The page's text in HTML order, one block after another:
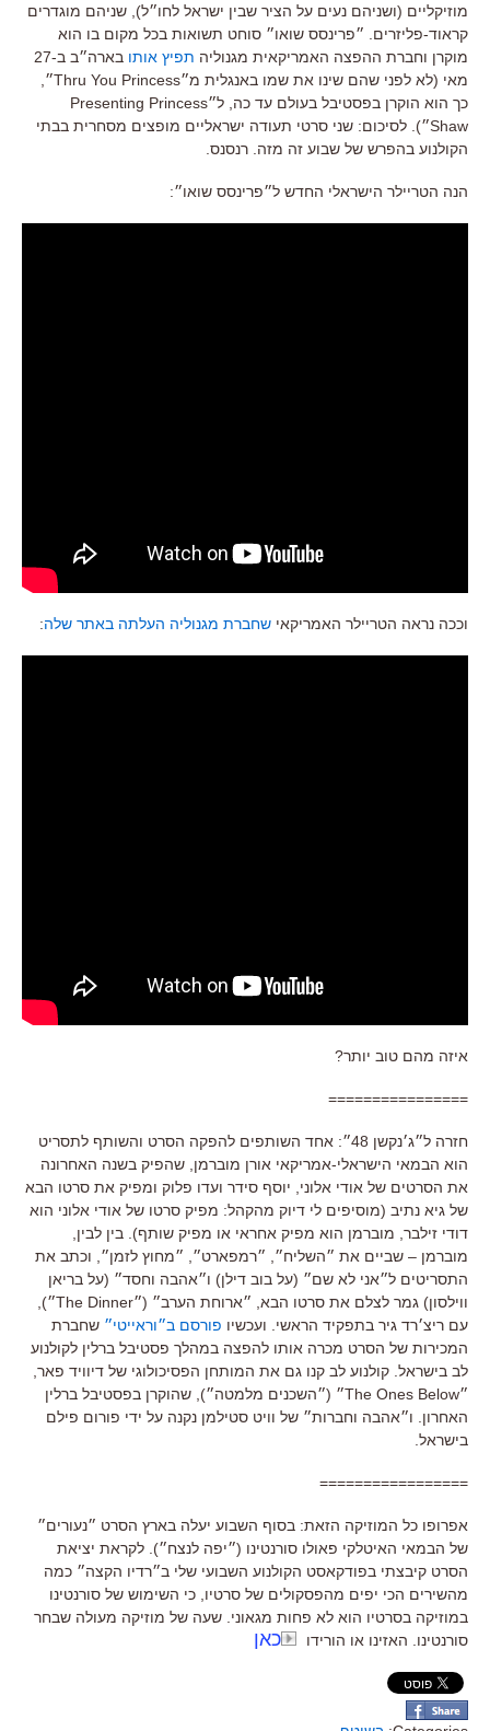
מוזיקליים (ושניהם נעים על הציר שבין ישראל לחו״ל), שניהם מוגדרים
קראוד-פליזרים. ״פרינסס שואו״ סוחט תשואות בכל מקום בו הוא
מוקרן וחברת ההפצה האמריקאית מגנוליה תפיץ אותו
בארה״ב ב-27
מאי (לא לפני שהם שינו את שמו באנגלית מ״Thru You Princess״,
כך הוא הוקרן בפסטיבל בעולם עד כה, ל״Presenting Princess
Shaw״). לסיכום: שני סרטי תעודה ישראליים מופצים מסחרית בבתי
הקולנוע בהפרש של שבוע זה מזה. רנסנס.
הנה הטריילר הישראלי החדש ל״פרינסס שואו״:
וככה נראה הטריילר האמריקאי שחברת מגנוליה העלתה באתר שלה:
איזה מהם טוב יותר?
================
חזרה ל״ג׳נקשן 48״: אחד השותפים להפקה הסרט והשותף לתסריט
הוא הבמאי הישראלי-אמריקאי אורן מוברמן, שהפיק בשנה האחרונה
את הסרטים של אודי אלוני, יוסף סידר ועדו פלוק ומפיק את סרטו הבא
של גיא נתיב (מוסיפים לי דיוק מהקהל: מפיק סרטו של אודי אלוני הוא
דודי זילבר, מוברמן הוא מפיק אחראי או מפיק שותף). בין לבין,
מוברמן – שביים את ״השליח״, ״רמפארט״, ״מחוץ לזמן״, וכתב את
התסריטים ל״אני לא שם״ (על בוב דילן) ו״אהבה וחסד״ (על בריאן
ווילסון) גמר לצלם את סרטו הבא, ״ארוחת הערב״ (״The Dinner״),
עם ריצ׳רד גיר בתפקיד הראשי. ועכשיו פורסם ב״וראייטי״ שחברת
המכירות של הסרט מכרה אותו להפצה במהלך פסטיבל ברלין לקולנוע
לב בישראל. קולנוע לב קנו גם את המותחן הפסיכולוגי של דיוויד פאר,
״The Ones Below״ (״השכנים מלמטה״), שהוקרן בפסטיבל ברלין
האחרון. ו״אהבה וחברות״ של וויט סטילמן נקנה על ידי פורום פילם
בישראל.
=================
אפרופו כל המוזיקה הזאת: בסוף השבוע יעלה בארץ הסרט ״נעורים״
של הבמאי האיטלקי פאולו סורנטינו (״יפה לנצח״). לקראת יציאת
הסרט קיבצתי בפודקאסט הקולנוע השבועי שלי ב״רדיו הקצה״ כמה
מהשירים הכי יפים מהפסקולים של סרטיו, כי השימוש של סורנטינו
במוזיקה בסרטיו הוא לא פחות מגאוני. שעה של מוזיקה מעולה שבחר
סורנטינו. האזינו או הורידו
כאן